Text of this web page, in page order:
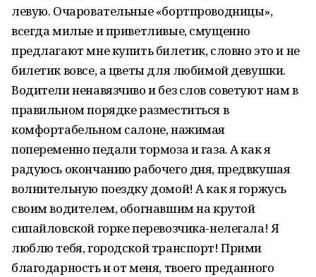
левую. Очаровательные «бортпроводницы»,
всегда милые и приветливые, смущенно
предлагают мне купить билетик, словно это и не
билетик вовсе, а цветы для любимой девушки.
Водители ненавязчиво и без слов советуют нам в
правильном порядке разместиться в
комфортабельном салоне, нажимая
попеременно педали тормоза и газа. А как я
радуюсь окончанию рабочего дня, предвкушая
волнительную поездку домой! А как я горжусь
своим водителем, обогнавшим на крутой
сипайловской горке перевозчика-нелегала! Я
люблю тебя, городской транспорт! Прими
благодарность и от меня, твоего преданного